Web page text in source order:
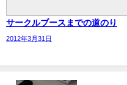
サークルブースまでの道のり
2012年3月31日